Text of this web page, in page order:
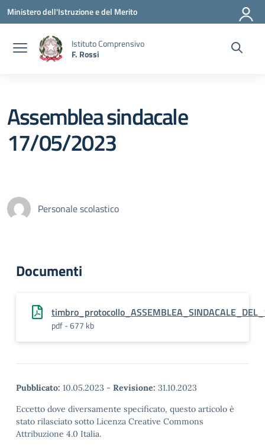
Vai ai contenuti
Vai al menu di navigazione
Vai al footer
Ministero dell'Istruzione e del Merito
Istituto Comprensivo
F. Rossi
Assemblea sindacale
17/05/2023
Personale scolastico
Documenti
pdf - 677 kb
Pubblicato: 10.05.2023 - Revisione: 31.10.2023
Eccetto dove diversamente specificato, questo articolo è
stato rilasciato sotto Licenza Creative Commons
Attribuzione 4.0 Italia.